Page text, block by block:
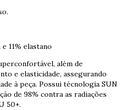
11% elastano
além de
e elasticidade, assegurando
à peça. Possui técnologia SUN
de 98% contra as radiações
50+.